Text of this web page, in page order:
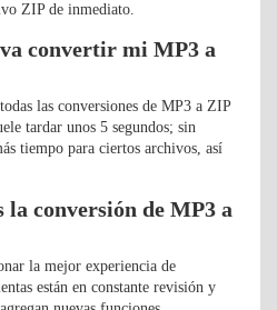
ZIP de inmediato.
convertir mi MP3 a
las conversiones de MP3 a ZIP
tardar unos 5 segundos; sin
tiempo para ciertos archivos, así
la conversión de MP3 a
la mejor experiencia de
están en constante revisión y